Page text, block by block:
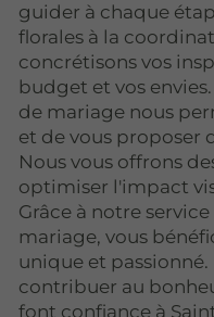
guider à chaque
florales à la
concrétisons vos
budget et vos
de mariage nous
et de vous proposer
Nous vous offrons
optimiser l'impact
Grâce à notre
mariage, vous
unique et
contribuer au
font confiance à